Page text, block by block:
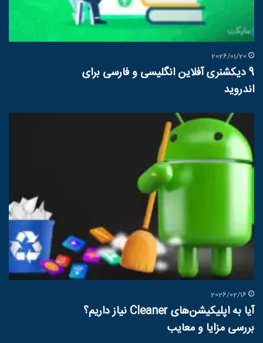
2026/01/20
9 دیکشنری آفلاین انگلیسی و فارسی برای
اندروید
2026/02/16
آیا به اپلیکیشن‌های Cleaner نیاز داریم؟
بررسی مزایا و معایب